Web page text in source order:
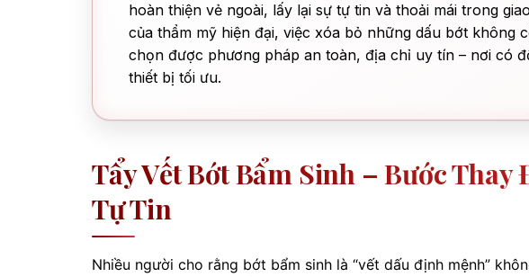
hoàn thiện vẻ ngoài, lấy lại sự tự tin và thoải mái trong
của thẩm mỹ hiện đại, việc xóa bỏ những dấu bớt không
chọn được phương pháp an toàn, địa chỉ uy tín – nơi có
thiết bị tối ưu.
Tẩy Vết Bớt Bẩm Sinh – Bước Thay
Tự Tin
Nhiều người cho rằng bớt bẩm sinh là “vết dấu định mệnh”